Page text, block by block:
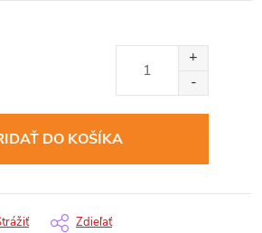
DO KOŠÍKA
Zdieľať